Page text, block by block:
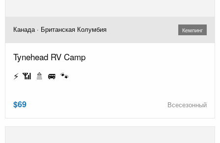
Канада · Британская Колумбия Кемпинг
Tynehead RV Camp
⚡ 📶 🚿 🚐 🐾
$69 Всесезонный